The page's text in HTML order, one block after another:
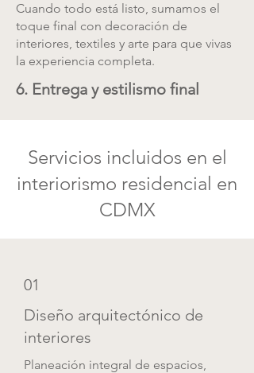
Cuando todo está listo, sumamos el
toque final con decoración de
interiores, textiles y arte para que vivas
la experiencia completa.
6. Entrega y estilismo final
Servicios incluidos en el
interiorismo residencial en
CDMX
01
Diseño arquitectónico de
interiores
Planeación integral de espacios,